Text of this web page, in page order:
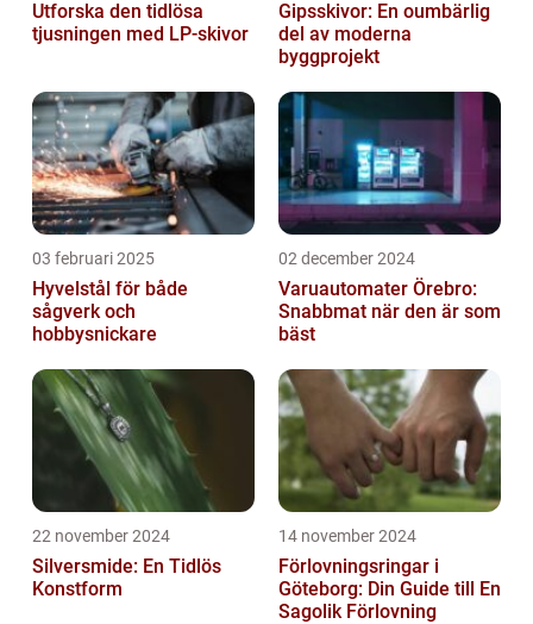
Utforska den tidlösa
tjusningen med LP-skivor
Gipsskivor: En oumbärlig
del av moderna
byggprojekt
03 februari 2025
Hyvelstål för både
sågverk och
hobbysnickare
02 december 2024
Varuautomater Örebro:
Snabbmat när den är som
bäst
22 november 2024
Silversmide: En Tidlös
Konstform
14 november 2024
Förlovningsringar i
Göteborg: Din Guide till En
Sagolik Förlovning